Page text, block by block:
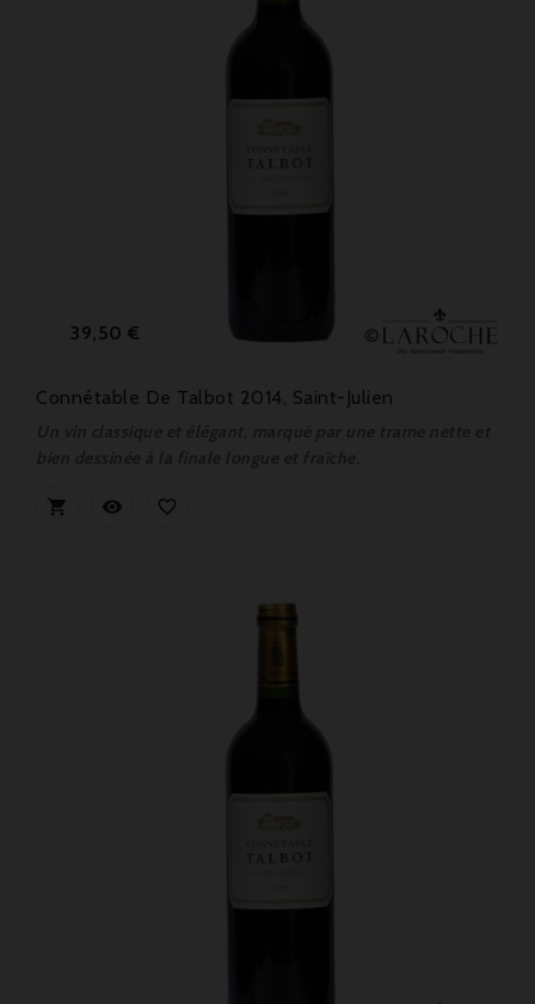
Prix
39,50 €
Connétable De Talbot 2014, Saint-Julien
  